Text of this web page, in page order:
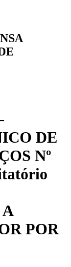
DE
Nº
POR